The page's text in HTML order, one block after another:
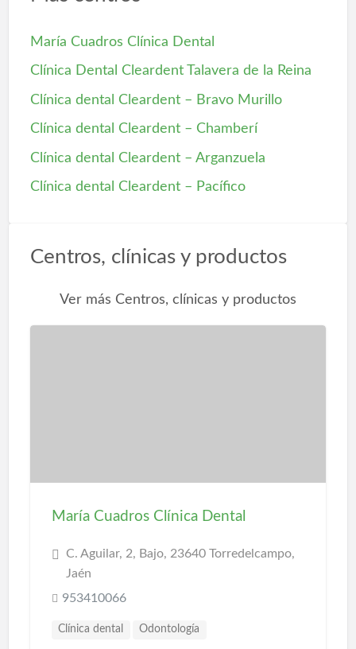
María Cuadros Clínica Dental
Clínica Dental Cleardent Talavera de la Reina
Clínica dental Cleardent – Bravo Murillo
Clínica dental Cleardent – Chamberí
Clínica dental Cleardent – Arganzuela
Clínica dental Cleardent – Pacífico
Centros, clínicas y productos
Ver más Centros, clínicas y productos
María Cuadros Clínica Dental
C. Aguilar, 2, Bajo, 23640 Torredelcampo,
Jaén
953410066
Clínica dental Odontología